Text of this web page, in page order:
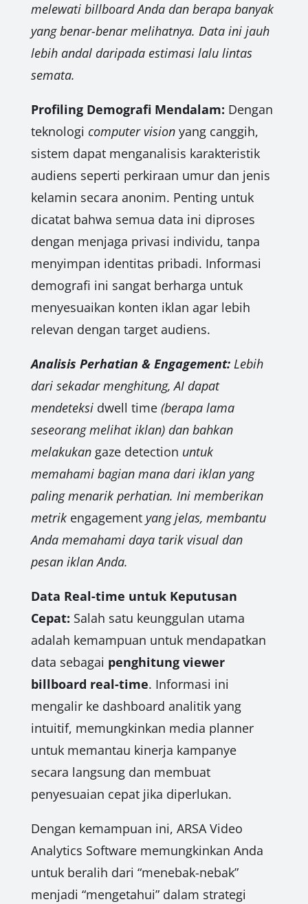
melewati billboard Anda dan berapa banyak
yang benar-benar melihatnya. Data ini jauh
lebih andal daripada estimasi lalu lintas
semata.
Profiling Demografi Mendalam: Dengan
teknologi computer visionyang canggih,
sistem dapat menganalisis karakteristik
audiens seperti perkiraan umur dan jenis
kelamin secara anonim. Penting untuk
dicatat bahwa semua data ini diproses
dengan menjaga privasi individu, tanpa
menyimpan identitas pribadi. Informasi
demografi ini sangat berharga untuk
menyesuaikan konten iklan agar lebih
relevan dengan target audiens.
Analisis Perhatian & Engagement:Lebih
dari sekadar menghitung, AI dapat
mendeteksi dwell time(berapa lama
seseorang melihat iklan) dan bahkan
melakukan gaze detection untuk
memahami bagian mana dari iklan yang
paling menarik perhatian. Ini memberikan
metrik engagementyang jelas, membantu
Anda memahami daya tarik visual dan
pesan iklan Anda.
Data Real-time untuk Keputusan
Cepat: Salah satu keunggulan utama
adalah kemampuan untuk mendapatkan
data sebagai penghitung viewer
billboard real-time. Informasi ini
mengalir ke dashboard analitik yang
intuitif, memungkinkan media planner
untuk memantau kinerja kampanye
secara langsung dan membuat
penyesuaian cepat jika diperlukan.
Dengan kemampuan ini, ARSA Video
Analytics Software memungkinkan Anda
untuk beralih dari “menebak-nebak”
menjadi “mengetahui” dalam strategi